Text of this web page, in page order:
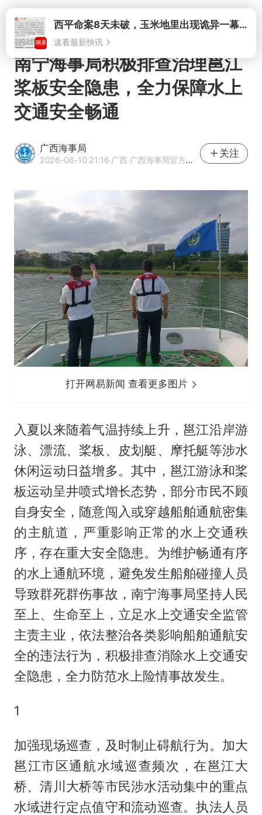
打开西平命案8天未破，玉米地里出现诡异一幕，我突然想起了欧金中
速看最新快讯
南宁海事局积极排查治理邕江
桨板安全隐患，全力保障水上
交通安全畅通
广西海事局
2026-06-10 21:16·广西·广西海事局官方网易号
关注
打开网易新闻 查看更多图片
入夏以来随着气温持续上升，邕江沿岸游
泳、漂流、桨板、皮划艇、摩托艇等涉水
休闲运动日益增多。其中，邕江游泳和桨
板运动呈井喷式增长态势，部分市民不顾
自身安全，随意闯入或穿越船舶通航密集
的主航道，严重影响正常的水上交通秩
序，存在重大安全隐患。为维护畅通有序
的水上通航环境，避免发生船舶碰撞人员
导致群死群伤事故，南宁海事局坚持人民
至上、生命至上，立足水上交通安全监管
主责主业，依法整治各类影响船舶通航安
全的违法行为，积极排查消除水上交通安
全隐患，全力防范水上险情事故发生。
1
加强现场巡查，及时制止碍航行为。加大
邕江市区通航水域巡查频次，在邕江大
桥、清川大桥等市民涉水活动集中的重点
水域进行定点值守和流动巡查。执法人员